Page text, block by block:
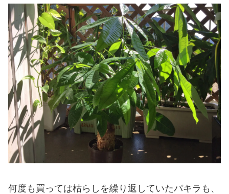
何度も買っては枯らしを繰り返していたパキラも、